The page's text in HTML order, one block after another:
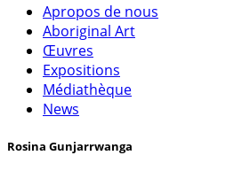
Apropos de nous
Aboriginal Art
Œuvres
Expositions
Médiathèque
News
Rosina Gunjarrwanga